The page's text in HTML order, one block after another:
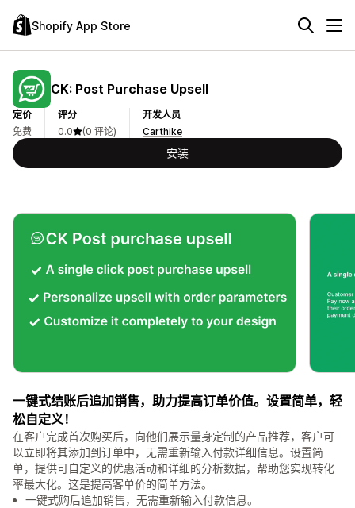
Shopify App Store
CK: Post Purchase Upsell
定价
免费
评分
0.0
(0 评论)
开发人员
Carthike
安装
一键式结账后追加销售，助力提高订单价值。设置简单，轻
松自定义！
在客户完成首次购买后，向他们展示量身定制的产品推荐，客户可
以立即将其添加到订单中，无需重新输入付款详细信息。设置简
单，提供可自定义的优惠活动和详细的分析数据，帮助您实现转化
率最大化。这是提高客单价的简单方法。
一键式购后追加销售，无需重新输入付款信息。